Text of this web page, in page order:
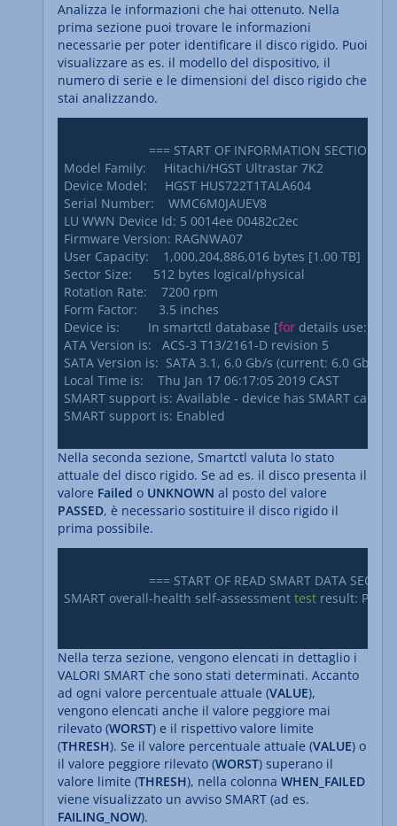
Analizza le informazioni che hai ottenuto. Nella
prima sezione puoi trovare le informazioni
necessarie per poter identificare il disco rigido. Puoi
visualizzare as es. il modello del dispositivo, il
numero di serie e le dimensioni del disco rigido che
stai analizzando.
Model Family:     Hitachi/HGST Ultrastar 7K2
Device Model:     HGST HUS722T1TALA604
Serial Number:    WMC6M0JAUEV8
LU WWN Device Id: 5 0014ee 00482c2ec
Firmware Version: RAGNWA07
User Capacity:    1,000,204,886,016 bytes [1.00 TB]
Sector Size:      512 bytes logical/physical
Rotation Rate:    7200 rpm
Form Factor:      3.5 inches
Device is:        In smartctl database [for details use: -P
ATA Version is:   ACS-3 T13/2161-D revision 5
SATA Version is:  SATA 3.1, 6.0 Gb/s (current: 6.0 Gb/s)
Local Time is:    Thu Jan 17 06:17:05 2019 CAST
SMART support is: Available - device has SMART
SMART support is: Enabled
Nella seconda sezione, Smartctl valuta lo stato
attuale del disco rigido. Se ad es. il disco presenta il
valore Failed o UNKNOWN al posto del valore
PASSED, è necessario sostituire il disco rigido il
prima possibile.
SMART overall-health self-assessment test result:
Nella terza sezione, vengono elencati in dettaglio i
VALORI SMART che sono stati determinati. Accanto
ad ogni valore percentuale attuale (VALUE),
vengono elencati anche il valore peggiore mai
rilevato (WORST) e il rispettivo valore limite
(THRESH). Se il valore percentuale attuale (VALUE) o
il valore peggiore rilevato (WORST) superano il
valore limite (THRESH), nella colonna WHEN_FAILED
viene visualizzato un avviso SMART (ad es.
FAILING_NOW).